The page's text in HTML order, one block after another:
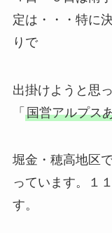
定は・・・特に
りで
出掛けようと思
「 国営アルプス
堀金・穂高地区
っています。１
す。